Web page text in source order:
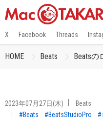
X Facebook Threads
HOME Beats Beats
2023年07月27日(木)
Beats
#Beats
#BeatsStudioPro #